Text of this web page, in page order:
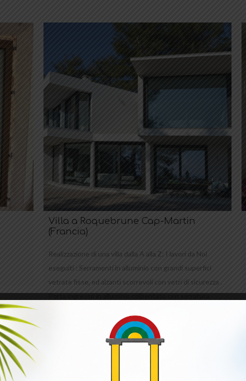
Villa a Roquebrune Cap-Martin
(Francia)
Realizzazione di una villa dalla A alla Z: I lavori da Noi
eseguiti : Serramenti in alluminio con grandi superfici
vetrate fisse, ed alzanti scorrevoli con vetri di sicurezza .
Porta ingresso in alluminio coibentato con serratura
gradini in legno, ringhiera in vetro e passerella in vetro.